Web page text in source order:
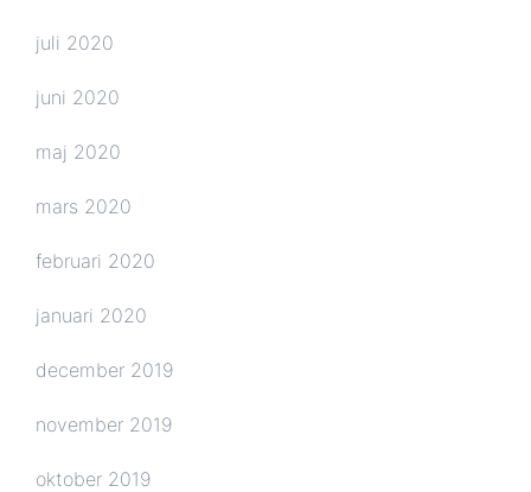
juli 2020
juni 2020
maj 2020
mars 2020
februari 2020
januari 2020
december 2019
november 2019
oktober 2019